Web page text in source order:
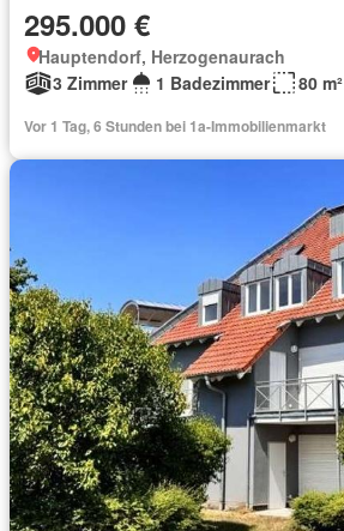
295.000 €
Hauptendorf, Herzogenaurach
3 Zimmer
1 Badezimmer 80 m²
Vor 1 Tag, 6 Stunden bei 1a-Immobilienmarkt